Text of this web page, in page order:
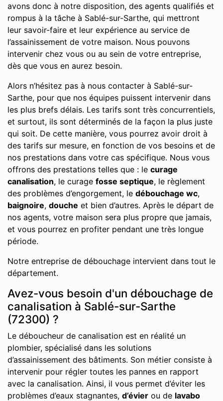
avons donc à notre disposition, des agents qualifiés et
rompus à la tâche à Sablé-sur-Sarthe, qui mettront
leur savoir-faire et leur expérience au service de
l’assainissement de votre maison. Nous pouvons
intervenir chez vous ou au sein de votre entreprise,
dès que vous en aurez besoin.
Alors n’hésitez pas à nous contacter à Sablé-sur-
Sarthe, pour que nos équipes puissent intervenir dans
les plus brefs délais. Les tarifs sont très concurrentiels,
et surtout, ils sont déterminés de la façon la plus juste
qui soit. De cette manière, vous pourrez avoir droit à
des tarifs sur mesure, en fonction de vos besoins et de
nos prestations dans votre cas spécifique. Nous vous
offrons des prestations telles que : le curage
canalisation, le curage fosse septique, le règlement
des problèmes d’engorgement, le débouchage wc,
baignoire, douche et bien d’autres. Après le départ de
nos agents, votre maison sera plus propre que jamais,
et vous pourrez en profiter pendant une très longue
période.
Notre entreprise de débouchage intervient dans tout le
département.
Avez-vous besoin d'un débouchage de
canalisation à Sablé-sur-Sarthe
(72300) ?
Le déboucheur de canalisation est en réalité un
plombier, spécialisé dans les solutions
d’assainissement des bâtiments. Son métier consiste à
intervenir pour régler toutes les pannes en rapport
avec la canalisation. Ainsi, il vous permet d’éviter les
problèmes d’eaux stagnantes, d’évier ou de lavabo